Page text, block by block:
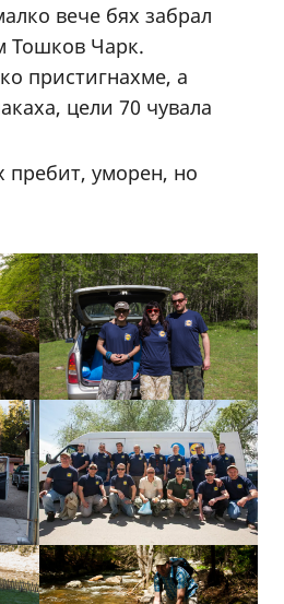
вече бях забрал
Тошков Чарк.
пристигнахме, а
цели 70 чувала
пребит, уморен, но